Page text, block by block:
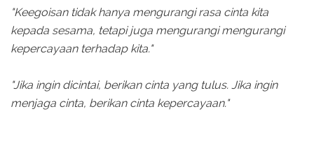
"Keegoisan tidak hanya mengurangi rasa cinta kita
kepada sesama, tetapi juga mengurangi mengurangi
kepercayaan terhadap kita."
"Jika ingin dicintai, berikan cinta yang tulus. Jika ingin
menjaga cinta, berikan cinta kepercayaan."